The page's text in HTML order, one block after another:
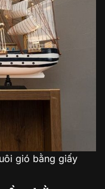
gió bằng giấy